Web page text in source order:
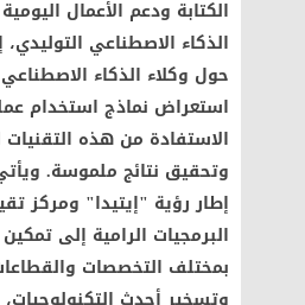
الكتابة ودعم الأعمال
الذكاء الاصطناعي
استعراض نماذج استخدام
الاستفادة من هذه
وتحقيق نتائج ملموسة.
إطار رؤية "إيتيدا" ومركز
البرمجيات الرامية إلى تمكين
بمختلف التخصصات